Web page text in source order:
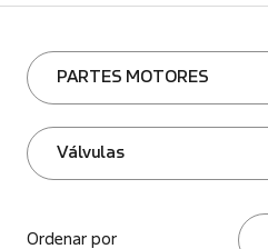
PARTES MOTORES
Válvulas
Ordenar por